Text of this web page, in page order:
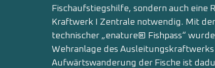
Fischaufstiegshilfe, sondern auch eine
Kraftwerk I Zentrale notwendig. Mit
technischer „enature® Fishpass“
Wehranlage des
Aufwärtswanderung der Fische ist